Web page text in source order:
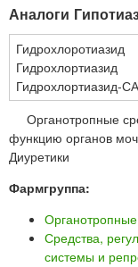
Аналоги
Гидрохлоротиазид
Гидрохлортиазид
Гидрохлортиазид-
Органотропные
функцию органов
Диуретики
Фармгруппа:
Средства,
системы и